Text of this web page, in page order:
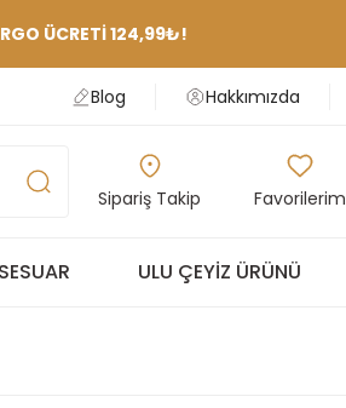
ÜCRETİ 124,99₺!
Blog Hakkımızda
Sipariş Takip Favorilerim
ULU ÇEYIZ ÜRÜNÜ